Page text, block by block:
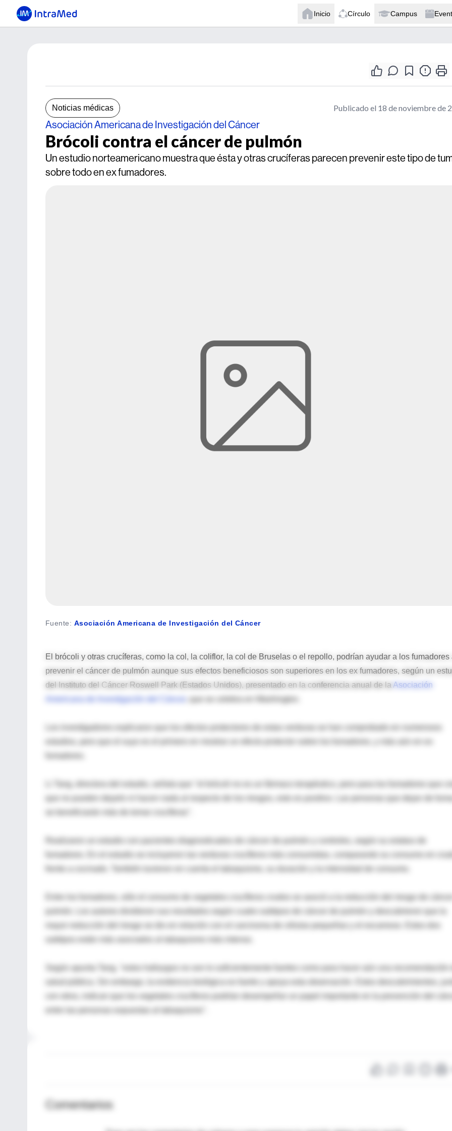
Inicio Círculo Campus
Noticias médicas Publicado el 18 de noviembre de
Asociación Americana de Investigación del Cáncer
Brócoli contra el cáncer de pulmón
Un estudio norteamericano muestra que ésta y otras crucíferas parecen prevenir este tipo de
sobre todo en ex fumadores.
Fuente: Asociación Americana de Investigación del Cáncer
El brócoli y otras crucíferas, como la col, la coliflor, la col de Bruselas o el repollo, podrían ayudar a los fumadores
prevenir el cáncer de pulmón aunque sus efectos beneficiosos son superiores en los ex fumadores, según un
del Instituto del Cáncer Roswell Park (Estados Unidos), presentado en la conferencia anual de la Asociación
Americana de Investigación del Cáncer
, que se celebra en Washington.
Los investigadores explicaron que los efectos protectores de estas verduras se han comprobado en numerosos
Li Tang, directora del estudio, señala que "el brócoli no es un fármaco terapéutico, pero para los fumadores que
que no pueden dejarlo ni hacen nada al respecto de los riesgos, esto es positivo. Las personas que dejan de fumar
Realizaron un estudio con pacientes diagnosticados de cáncer de pulmón y controles, según su estatus de
frente a cocinado. También tuvieron en cuenta el tabaquismo, su duración y la intensidad de consumo.
Entre los fumadores, sólo el consumo de vegetales crucíferos crudos se asoció a la reducción del riesgo de cáncer
pulmón. Los autores dividieron sus resultados según cuatro subtipos de cáncer de pulmón y descubrieron que la
mayor reducción del riesgo se dio en relación con el carcinoma de células pequeñas y el escamoso. Estos dos
subtipos están más asociados al tabaquismo más intenso.
Según apunta Tang, "estos hallazgos no son lo suficientemente fuertes como para hacer aún una recomendación
salud pública. Sin embargo, la evidencia biológica es fuerte y apoya esta observación. Estos descubrimientos,
con otros, indican que los vegetales crucíferos podrían desempeñar un papel importante en la prevención del
entre las personas expuestas al tabaquismo".
Comentarios